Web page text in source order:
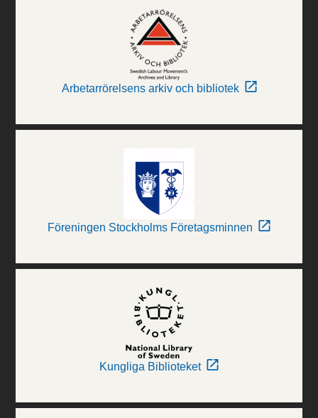
Arbetarrörelsens arkiv och bibliotek
Föreningen Stockholms Företagsminnen
Kungliga Biblioteket